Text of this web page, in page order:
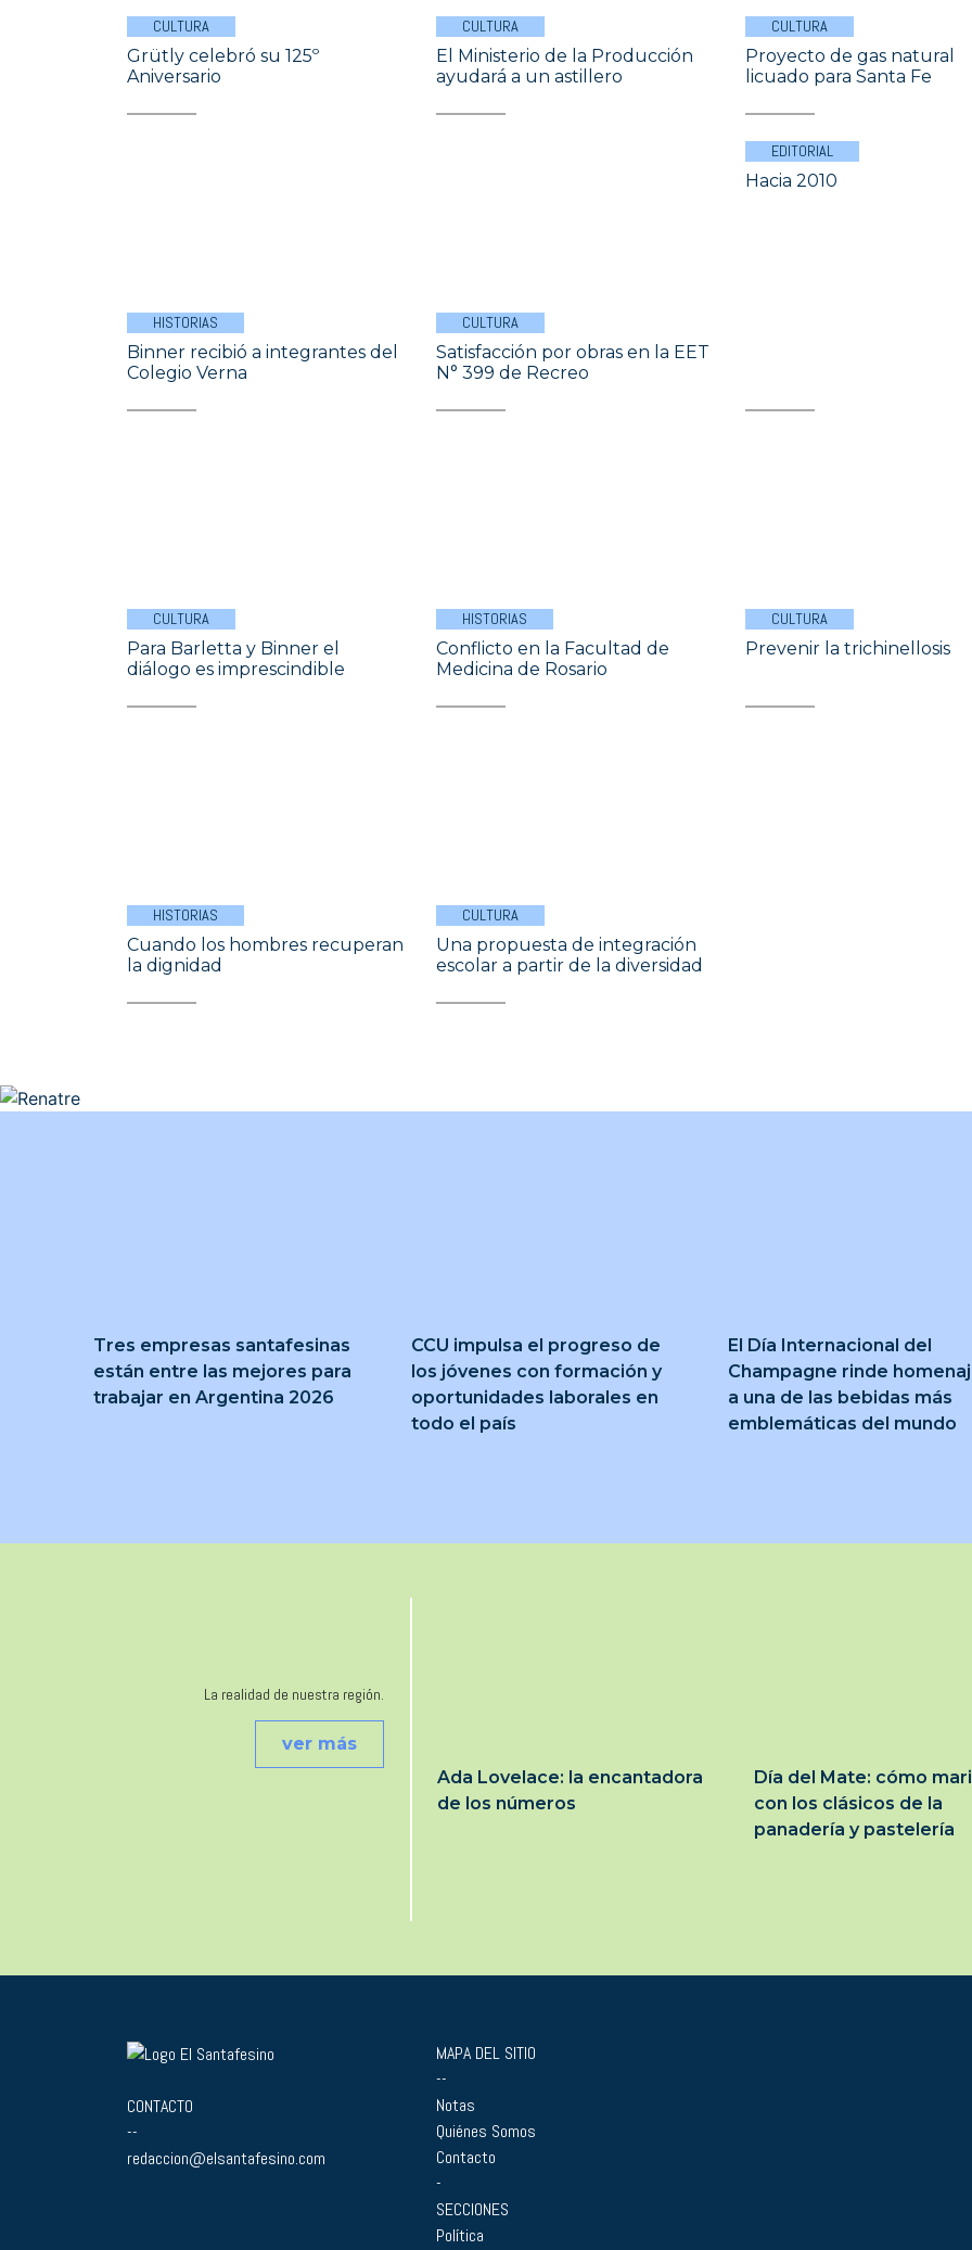
CULTURA
Grütly celebró su 125º
Aniversario
CULTURA
El Ministerio de la Producción
ayudará a un astillero
CULTURA
Proyecto de gas natural
licuado para Santa Fe
HISTORIAS
Binner recibió a integrantes del
Colegio Verna
CULTURA
Satisfacción por obras en la EET
N° 399 de Recreo
EDITORIAL
Hacia 2010
CULTURA
Para Barletta y Binner el
diálogo es imprescindible
HISTORIAS
Conflicto en la Facultad de
Medicina de Rosario
CULTURA
Prevenir la trichinellosis
HISTORIAS
Cuando los hombres recuperan
la dignidad
CULTURA
Una propuesta de integración
escolar a partir de la diversidad
Tres empresas santafesinas
están entre las mejores para
trabajar en Argentina 2026
CCU impulsa el progreso de
los jóvenes con formación y
oportunidades laborales en
todo el país
El Día Internacional del
Champagne rinde
a una de las bebidas más
emblemáticas del mundo
La realidad de nuestra región.
ver más
Ada Lovelace: la encantadora
de los números
Día del Mate: cómo
con los clásicos de la
panadería y pastelería
CONTACTO
--
redaccion@elsantafesino.com
MAPA DEL SITIO
--
Notas
Quiénes Somos
Contacto
-
SECCIONES
Política